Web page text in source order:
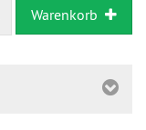
Warenkorb